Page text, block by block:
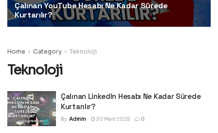
Çalınan YouTube Hesabı Ne Kadar Sürede
Kurtarılır?
Home Category Teknoloji
Teknoloji
Çalınan LinkedIn Hesabı Ne Kadar Sürede
Kurtarılır?
By Admin 30 Mart 2025 0